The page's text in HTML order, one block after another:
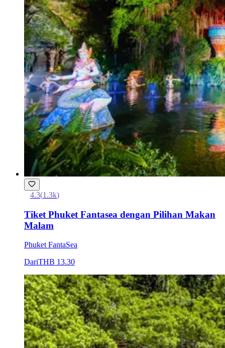
4.3(1.3k)
Tiket Phuket Fantasea dengan Pilihan Makan
Malam
Phuket FantaSea
DariTHB 13.30